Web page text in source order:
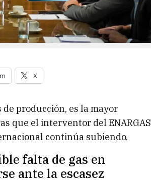
X
de producción, es la mayor
que el interventor del ENARGAS
continúa subiendo.
falta de gas en
ante la escasez